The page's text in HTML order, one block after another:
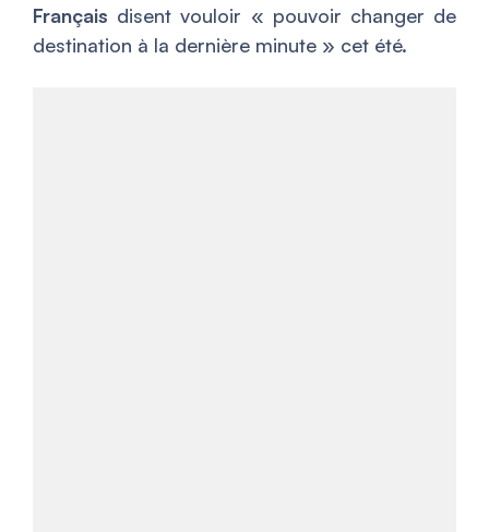
Français disent vouloir « pouvoir changer de
destination à la dernière minute » cet été.